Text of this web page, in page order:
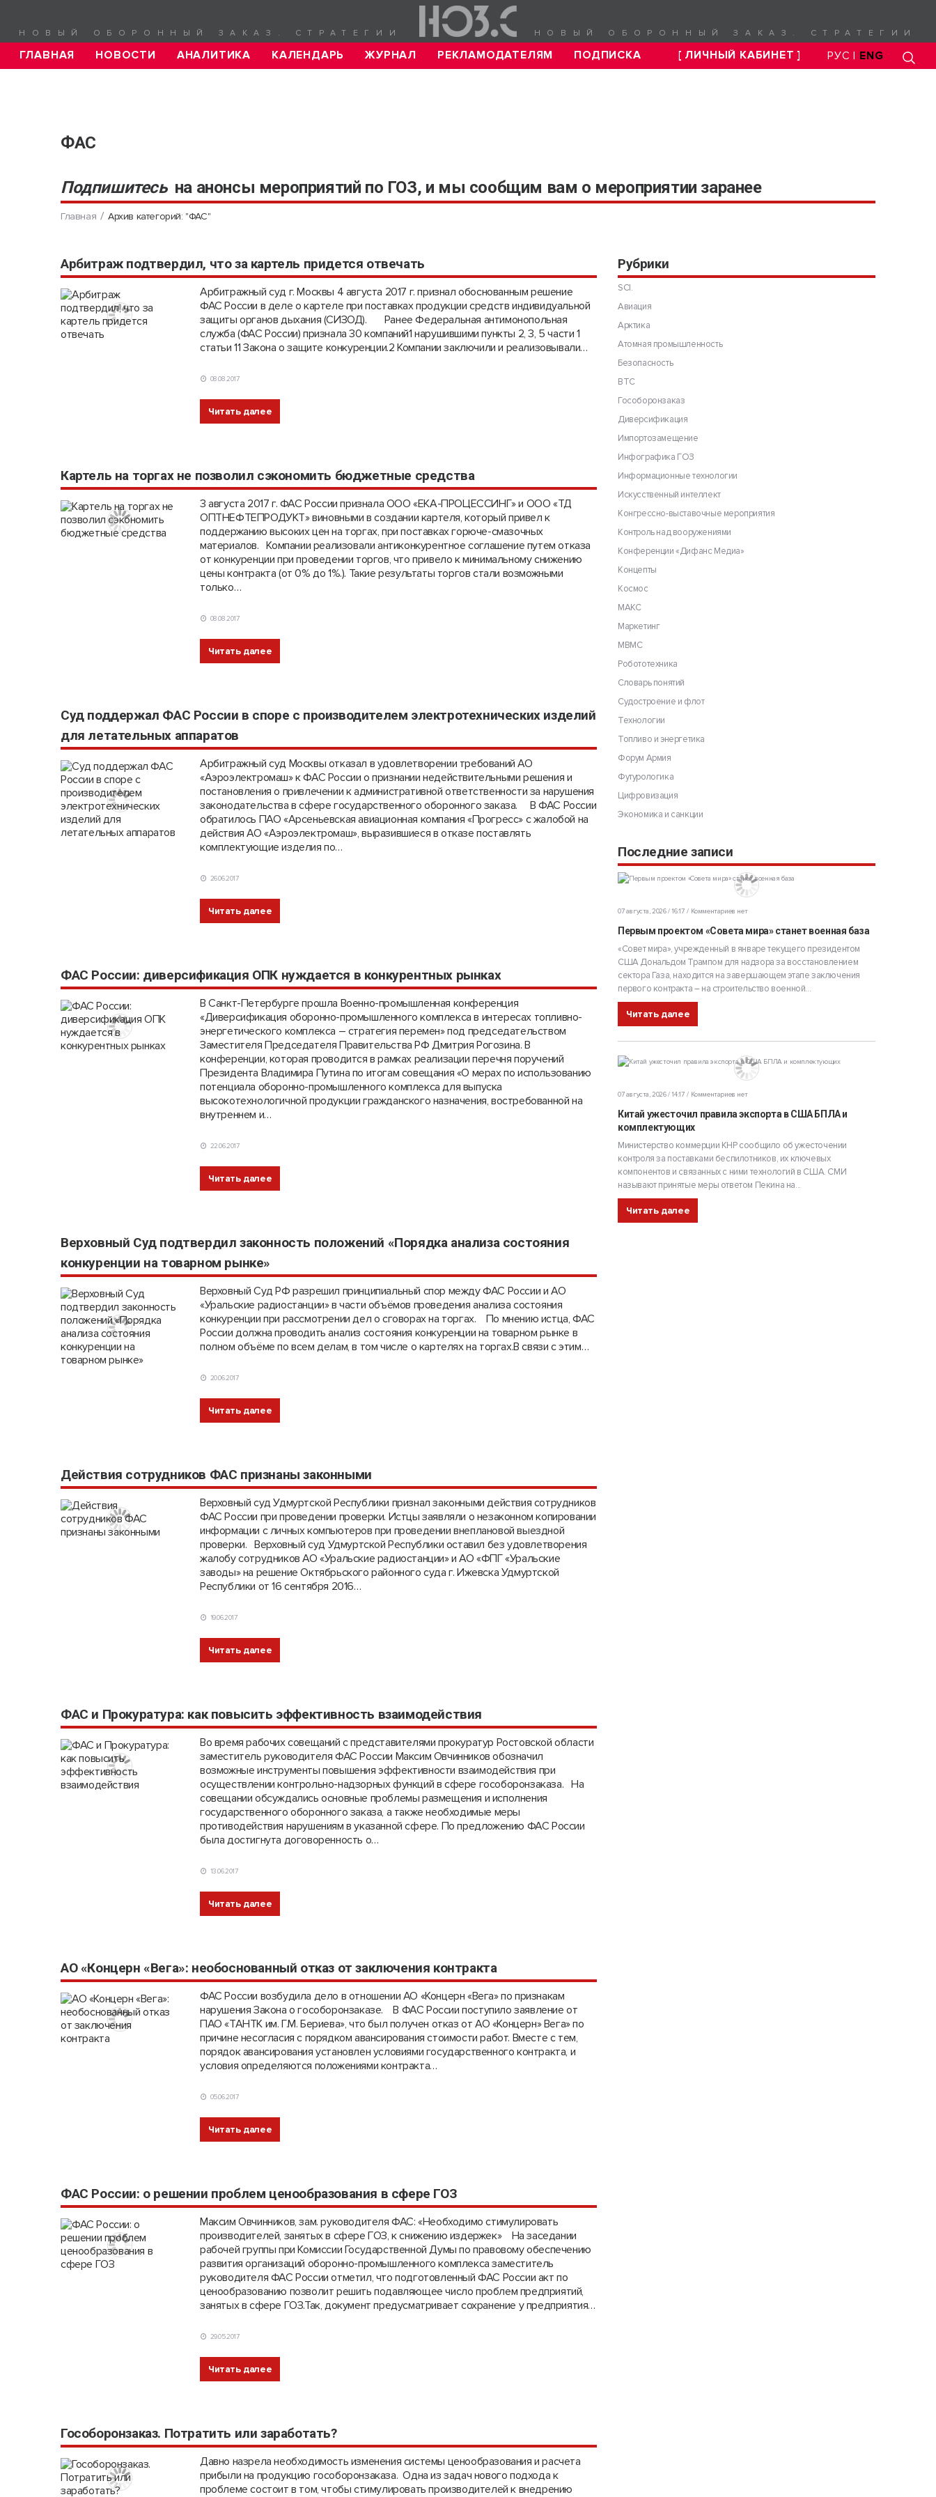
НОВЫЙ ОБОРОННЫЙ ЗАКАЗ. СТРАТЕГИИ НОВЫЙ ОБОРОННЫЙ ЗАКАЗ. СТРАТЕГИИ
ГЛАВНАЯ НОВОСТИ АНАЛИТИКА КАЛЕНДАРЬ ЖУРНАЛ РЕКЛАМОДАТЕЛЯМ ПОДПИСКА [ ЛИЧНЫЙ КАБИНЕТ ] РУС | ENG
ФАС
Подпишитесь на анонсы мероприятий по ГОЗ, и мы сообщим вам о мероприятии заранее
Главная Архив категорий: "ФАС"
Арбитраж подтвердил, что за картель придется отвечать
Арбитражный суд г. Москвы 4 августа 2017 г. признал обоснованным решение
ФАС России в деле о картеле при поставках продукции средств индивидуальной
защиты органов дыхания (СИЗОД). Ранее Федеральная антимонопольная
служба (ФАС России) признала 30 компаний1 нарушившими пункты 2, 3, 5 части 1
статьи 11 Закона о защите конкуренции.2 Компании заключили и реализовывали…
08.08.2017
Читать далее
Картель на торгах не позволил сэкономить бюджетные средства
3 августа 2017 г. ФАС России признала ООО «ЕКА-ПРОЦЕССИНГ» и ООО «ТД
ОПТНЕФТЕПРОДУКТ» виновными в создании картеля, который привел к
поддержанию высоких цен на торгах, при поставках горюче-смазочных
материалов. Компании реализовали антиконкурентное соглашение путем отказа
от конкуренции при проведении торгов, что привело к минимальному снижению
цены контракта (от 0% до 1%.). Такие результаты торгов стали возможными
только…
08.08.2017
Читать далее
Cуд поддержал ФАС России в споре с производителем электротехнических изделий
для летательных аппаратов
Арбитражный суд Москвы отказал в удовлетворении требований АО
«Аэроэлектромаш» к ФАС России о признании недействительными решения и
постановления о привлечении к административной ответственности за нарушения
законодательства в сфере государственного оборонного заказа. В ФАС России
обратилось ПАО «Арсеньевская авиационная компания «Прогресс» с жалобой на
действия АО «Аэроэлектромаш», выразившиеся в отказе поставлять
комплектующие изделия по…
26.06.2017
Читать далее
ФАС России: диверсификация ОПК нуждается в конкурентных рынках
В Санкт-Петербурге прошла Военно-промышленная конференция
«Диверсификация оборонно-промышленного комплекса в интересах топливно-
энергетического комплекса – стратегия перемен» под председательством
Заместителя Председателя Правительства РФ Дмитрия Рогозина. В
конференции, которая проводится в рамках реализации перечня поручений
Президента Владимира Путина по итогам совещания «О мерах по использованию
потенциала оборонно-промышленного комплекса для выпуска
высокотехнологичной продукции гражданского назначения, востребованной на
внутреннем и…
22.06.2017
Читать далее
Верховный Суд подтвердил законность положений «Порядка анализа состояния
конкуренции на товарном рынке»
Верховный Суд РФ разрешил принципиальный спор между ФАС России и АО
«Уральские радиостанции» в части объёмов проведения анализа состояния
конкуренции при рассмотрении дел о сговорах на торгах. По мнению истца, ФАС
России должна проводить анализ состояния конкуренции на товарном рынке в
полном объёме по всем делам, в том числе о картелях на торгах.В связи с этим…
20.06.2017
Читать далее
Действия сотрудников ФАС признаны законными
Верховный суд Удмуртской Республики признал законными действия сотрудников
ФАС России при проведении проверки. Истцы заявляли о незаконном копировании
информации с личных компьютеров при проведении внеплановой выездной
проверки. Верховный суд Удмуртской Республики оставил без удовлетворения
жалобу сотрудников АО «Уральские радиостанции» и АО «ФПГ «Уральские
заводы» на решение Октябрьского районного суда г. Ижевска Удмуртской
Республики от 16 сентября 2016…
19.06.2017
Читать далее
ФАС и Прокуратура: как повысить эффективность взаимодействия
Во время рабочих совещаний с представителями прокуратур Ростовской области
заместитель руководителя ФАС России Максим Овчинников обозначил
возможные инструменты повышения эффективности взаимодействия при
осуществлении контрольно-надзорных функций в сфере гособоронзаказа. На
совещании обсуждались основные проблемы размещения и исполнения
государственного оборонного заказа, а также необходимые меры
противодействия нарушениям в указанной сфере. По предложению ФАС России
была достигнута договоренность о…
13.06.2017
Читать далее
АО «Концерн «Вега»: необоснованный отказ от заключения контракта
ФАС России возбудила дело в отношении АО «Концерн «Вега» по признакам
нарушения Закона о гособоронзаказе. В ФАС России поступило заявление от
ПАО «ТАНТК им. Г.М. Бериева», что был получен отказ от АО «Концерн» Вега» по
причине несогласия с порядком авансирования стоимости работ. Вместе с тем,
порядок авансирования установлен условиями государственного контракта, и
условия определяются положениями контракта…
05.06.2017
Читать далее
ФАС России: о решении проблем ценообразования в сфере ГОЗ
Максим Овчинников, зам. руководителя ФАС: «Необходимо стимулировать
производителей, занятых в сфере ГОЗ, к снижению издержек» На заседании
рабочей группы при Комиссии Государственной Думы по правовому обеспечению
развития организаций оборонно-промышленного комплекса заместитель
руководителя ФАС России отметил, что подготовленный ФАС России акт по
ценообразованию позволит решить подавляющее число проблем предприятий,
занятых в сфере ГОЗ.Так, документ предусматривает сохранение у предприятия…
29.05.2017
Читать далее
Гособоронзаказ. Потратить или заработать?
Давно назрела необходимость изменения системы ценообразования и расчета
прибыли на продукцию гособоронзаказа. Одна из задач нового подхода к
проблеме состоит в том, чтобы стимулировать производителей к внедрению
Рубрики
SCI.
Авиация
Арктика
Атомная промышленность
Безопасность
ВТС
Гособоронзаказ
Диверсификация
Импортозамещение
Инфографика ГОЗ
Информационные технологии
Искусственный интеллект
Конгрессно-выставочные мероприятия
Контроль над вооружениями
Конференции «Дифанс Медиа»
Концепты
Космос
МАКС
Маркетинг
МВМС
Робототехника
Словарь понятий
Судостроение и флот
Технологии
Топливо и энергетика
Форум Армия
Футурологика
Цифровизация
Экономика и санкции
Последние записи
07 августа, 2026 / 16:17 Комментариев нет
Первым проектом «Совета мира» станет военная база
«Совет мира», учрежденный в январе текущего президентом
США Дональдом Трампом для надзора за восстановлением
сектора Газа, находится на завершающем этапе заключения
первого контракта – на строительство военной...
Читать далее
07 августа, 2026 / 14:17 Комментариев нет
Китай ужесточил правила экспорта в США БПЛА и
комплектующих
Министерство коммерции КНР сообщило об ужесточении
контроля за поставками беспилотников, их ключевых
компонентов и связанных с ними технологий в США. СМИ
называют принятые меры ответом Пекина на...
Читать далее